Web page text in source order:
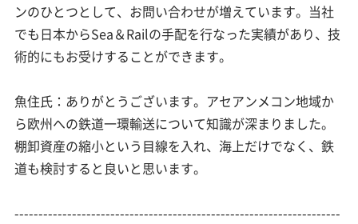
ンのひとつとして、お問い合わせが増えています。当社
でも日本からSea＆Railの手配を行なった実績があり、技
術的にもお受けすることができます。
魚住氏：ありがとうございます。アセアンメコン地域か
ら欧州への鉄道一環輸送について知識が深まりました。
棚卸資産の縮小という目線を入れ、海上だけでなく、鉄
道も検討すると良いと思います。
--------------------------------------------------------------------